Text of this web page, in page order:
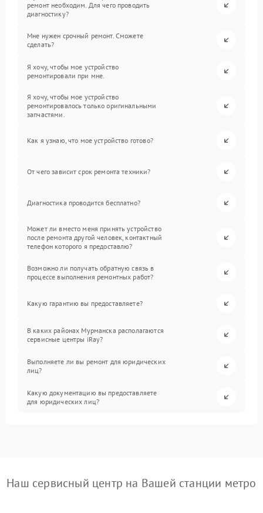
ремонт необходим. Для чего проводить
диагностику?
Мне нужен срочный ремонт. Сможете
сделать?
Я хочу, чтобы мое устройство
ремонтировали при мне.
Я хочу, чтобы мое устройство
ремонтировалось только оригинальными
запчастями.
Как я узнаю, что мое устройство готово?
От чего зависит срок ремонта техники?
Диагностика проводится бесплатно?
Может ли вместо меня принять устройство
после ремонта другой человек, контактный
телефон которого я предоставлю?
Возможно ли получать обратную связь в
процессе выполнения ремонтных работ?
Какую гарантию вы предоставляете?
В каких районах Мурманска располагаются
сервисные центры iRay?
Выполняете ли вы ремонт для юридических
лиц?
Какую документацию вы предоставляете
для юридических лиц?
Наш сервисный центр на Вашей станции метро